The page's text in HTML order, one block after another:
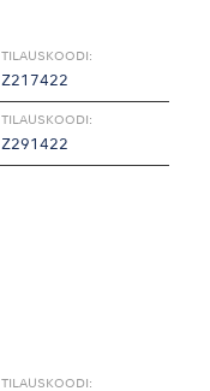
TILAUSKOODI:
Z217422
TILAUSKOODI:
Z291422
TILAUSKOODI: